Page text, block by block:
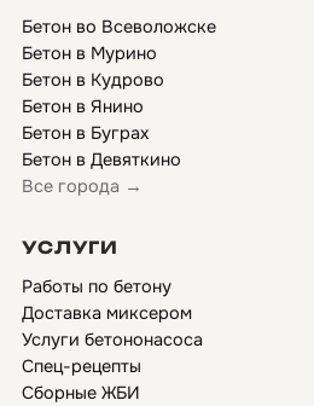
Бетон во Всеволожске
Бетон в Мурино
Бетон в Кудрово
Бетон в Янино
Бетон в Буграх
Бетон в Девяткино
Все города →
УСЛУГИ
Работы по бетону
Доставка миксером
Услуги бетононасоса
Спец-рецепты
Сборные ЖБИ